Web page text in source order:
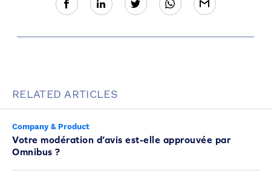
RELATED ARTICLES
Company & Product
Votre modération d’avis est-elle approuvée par
Omnibus ?